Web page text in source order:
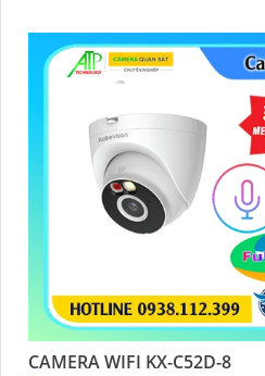
CAMERA WIFI KX-C52D-8